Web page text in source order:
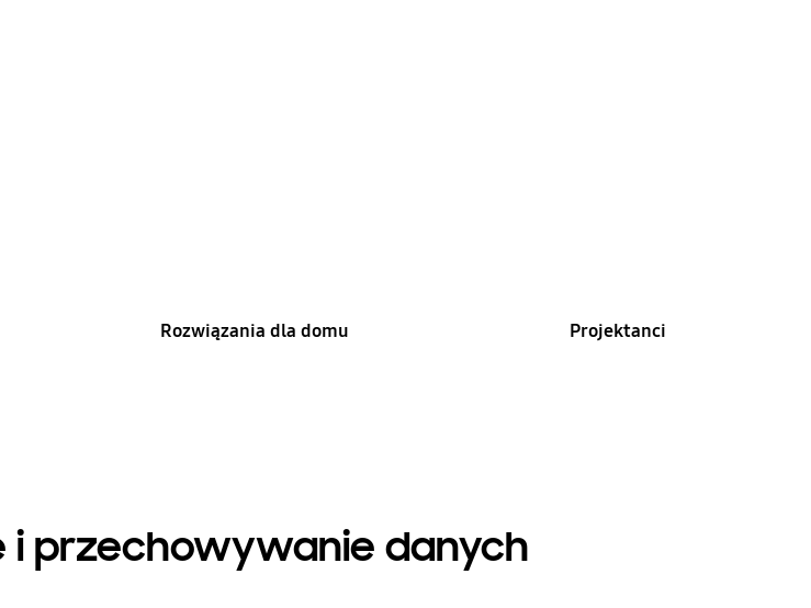
Rozwiązania dla domu Projektanci
i przechowywanie danych